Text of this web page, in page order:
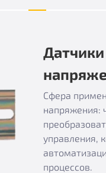
Датчики
Сфера
напряжения:
управления,
процессов.